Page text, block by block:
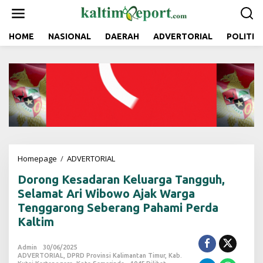
t
HOME NASIONAL DAERAH ADVERTORIAL POLITIK
Homepage / ADVERTORIAL
r
o
n
g
a
Dorong Kesadaran Keluarga Tangguh,
Selamat Ari Wibowo Ajak Warga
Tenggarong Seberang Pahami Perda
Kaltim
Admin
30/06/2025
ADVERTORIAL
DPRD Provinsi Kalimantan Timur, Kab.